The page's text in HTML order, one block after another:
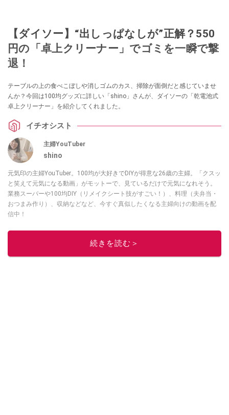
【ダイソー】“出しっぱなしが”正解？550
円の「卓上クリーナー」でゴミを一瞬で撃
退！
テーブルの上の食べこぼしや消しゴムのカス、掃除が面倒だと感じていませ
んか？今回は100均グッズに詳しい「shino」さんが、ダイソーの「乾電池式
卓上クリーナー」を紹介してくれました。
イチオシスト
主婦YouTuber
shino
元気印の主婦YouTuber。100均が大好きでDIYが得意な26歳の主婦。「クスッ
と笑えて元気になる動画」がモットーで、見ているだけで元気になれそう。
業務スーパーや100均DIY（リメイクシート技がすごい！）、料理（夫弁当・
おつまみ作り）、収納などなど、今すぐ真似したくなる主婦向けの動画を配
信中！
このイチオシストの他の記事を読む
続きを読む＞